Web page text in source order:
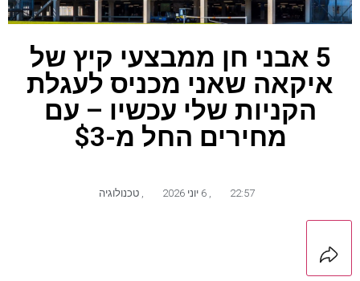
5 אבני חן ממבצעי קיץ של
איקאה שאני מכניס לעגלת
הקניות שלי עכשיו – עם
מחירים החל מ-$3
22:57 טכנולוגיה